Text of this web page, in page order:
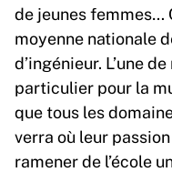
de jeunes femmes…
moyenne nationale
d’ingénieur. L’une
particulier pour la
que tous les
verra où leur
ramener de l’école